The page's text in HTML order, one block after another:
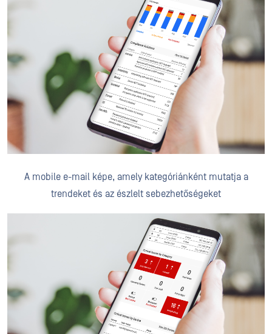
A mobile e-mail képe, amely kategóriánként mutatja a
trendeket és az észlelt sebezhetőségeket